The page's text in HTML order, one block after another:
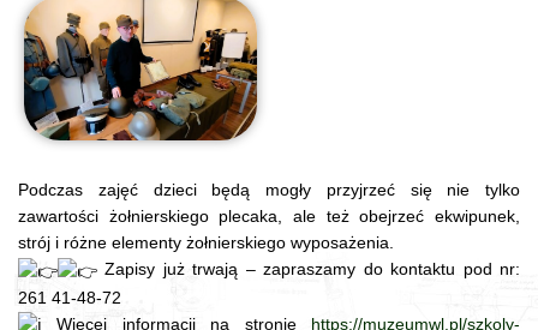
Podczas zajęć dzieci będą mogły przyjrzeć się nie tylko
zawartości żołnierskiego plecaka, ale też obejrzeć ekwipunek,
strój i różne elementy żołnierskiego wyposażenia.
Zapisy już trwają – zapraszamy do kontaktu pod nr:
261 41-48-72
Więcej informacji na stronie https://muzeumwl.pl/szkoly-